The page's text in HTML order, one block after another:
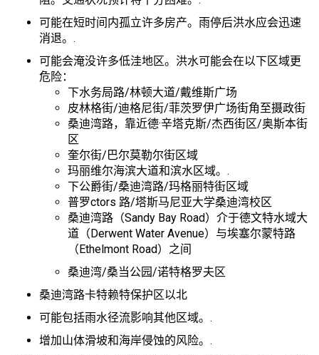
可能在短时间内孤立许多房产。雨停后洪水应会迅速
消退。.
可能会淹没许多低洼地区。洪水可能会在以下区域更
危险：
下水务局路/林顿大道/戴维斯广场
皮林格街/迪格尼街/菲茨罗伊广场街角至摄政街
桑迪湾路，靠近德·辛塔克斯/杰西街区/奥斯本街
区
奎尔街/巴尔莫勒尔街区域
玛丽维尔海滨大道和滨水区域。.
下公爵街/桑迪湾路/玛格丽特街区域
普罗ctors 路/塔斯马尼亚大学桑迪湾校区
桑迪湾路（Sandy Bay Road）介于德文特水域大
道（Derwent Water Avenue）与埃塞尔蒙特路
（Ethelmont Road）之间
桑迪湾/桑当公园/诺特格罗夫区
桑迪湾路卡特赖特保护区以北
可能包括雨水径流影响其他区域。.
增加山体滑坡和海岸侵蚀的风险。.